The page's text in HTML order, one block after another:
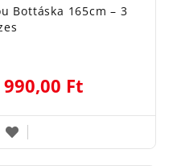
Bottáska 165cm – 3
990,00 Ft